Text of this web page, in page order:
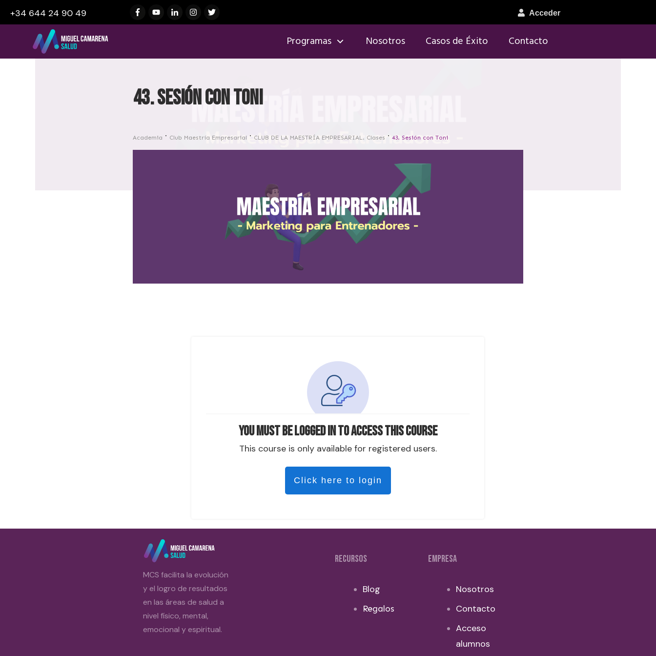
+34 644 24 90 49 Acceder
Programas Nosotros Casos de Éxito Contacto
43. Sesión con Toni
Academia Club Maestría Empresarial CLUB DE LA MAESTRÍA EMPRESARIAL. Clases 43. Sesión con Toni
You must be logged in to access this course
This course is only available for registered users.
Click here to login
MCS facilita la evolución
y el logro de resultados
en las áreas de salud a
nivel físico, mental,
emocional y espiritual.
RECURSOS
Blog
Regalos
EMPRESA
Nosotros
Contacto
Acceso
alumnos